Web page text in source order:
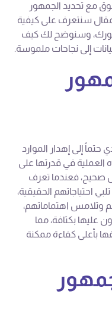
مع تحديد الجمهور
سنتعرف على كيفية
وسنوضح لك كيف
إلى نجاحات ملموسة.
إلى إهدار الموارد
العملية في قدرتها على
صحيح، فعندما تعرف
احتياجاتهم الحقيقية،
وتلامس اهتماماتهم،
عليها بكثافة، مما
بأعلى كفاءة ممكنة